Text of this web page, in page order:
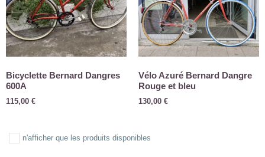
Bicyclette Bernard Dangres
600A
115,00 €
Vélo Azuré Bernard Dangre
Rouge et bleu
130,00 €
n'afficher que les produits disponibles